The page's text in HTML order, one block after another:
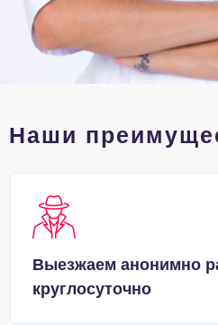
Наши
Выезжаем анонимно
круглосуточно